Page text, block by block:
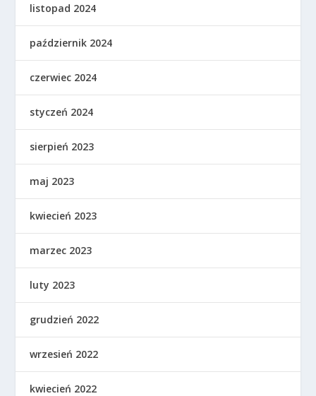
listopad 2024
październik 2024
czerwiec 2024
styczeń 2024
sierpień 2023
maj 2023
kwiecień 2023
marzec 2023
luty 2023
grudzień 2022
wrzesień 2022
kwiecień 2022